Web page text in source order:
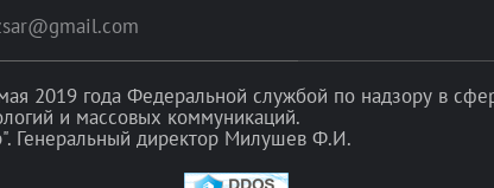
2019 года Федеральной службой по надзору в
и массовых коммуникаций.
Генеральный директор Милушев Ф.И.